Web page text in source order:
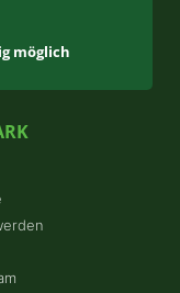
möglich